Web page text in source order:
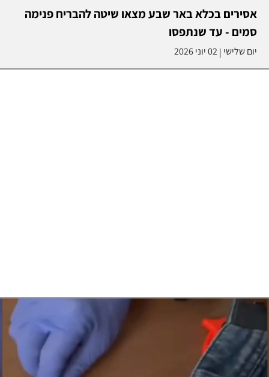
אסירים בכלא באר שבע מצאו שיטה להבריח פנימה
סמים - עד שנתפסו
יום שלישי |02 יוני 2026